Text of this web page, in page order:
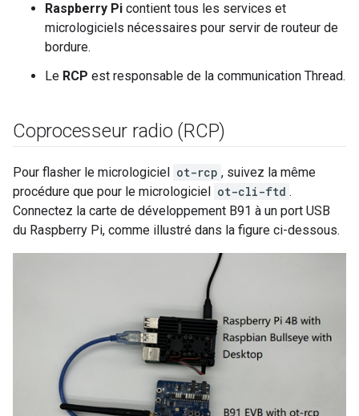
Raspberry Pi contient tous les services et
micrologiciels nécessaires pour servir de routeur de
bordure.
Le RCP est responsable de la communication Thread.
Coprocesseur radio (RCP)
Pour flasher le micrologiciel ot-rcp , suivez la même
procédure que pour le micrologiciel
ot-cli-ftd .
Connectez la carte de développement B91 à un port USB
du Raspberry Pi, comme illustré dans la figure ci-dessous.